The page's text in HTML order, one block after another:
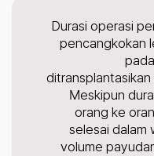
Durasi operasi
pencangkokan
Meskipun
orang ke
selesai dalam
volume